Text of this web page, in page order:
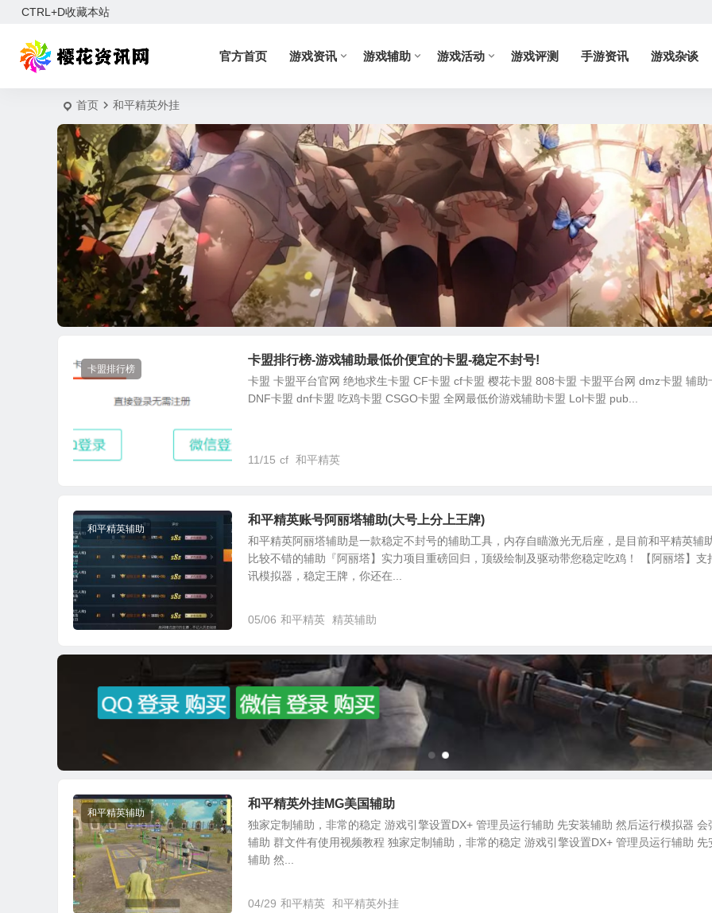
CTRL+D收藏本站
官方首页 游戏资讯 游戏辅助 游戏活动 游戏评测 手游资讯 游戏杂谈
首页 和平精英外挂
卡盟排行榜
卡盟排行榜-游戏辅助最低价便宜的卡盟-稳定不封号!
卡盟 卡盟平台官网 绝地求生卡盟 CF卡盟 cf卡盟 樱花卡盟 808卡盟 卡盟平台网 dmz卡盟 辅助
DNF卡盟 dnf卡盟 吃鸡卡盟 CSGO卡盟 全网最低价游戏辅助卡盟 Lol卡盟 pub...
11/15 cf 和平精英
和平精英辅助
和平精英账号阿丽塔辅助(大号上分上王牌)
和平精英阿丽塔辅助是一款稳定不封号的辅助工具，内存自瞄激光无后座，是目前和平精英辅
比较不错的辅助『阿丽塔】实力项目重磅回归，顶级绘制及驱动带您稳定吃鸡！ 【阿丽塔】支
讯模拟器，稳定王牌，你还在...
05/06 和平精英 精英辅助
和平精英辅助
和平精英外挂MG美国辅助
独家定制辅助，非常的稳定 游戏引擎设置DX+ 管理员运行辅助 先安装辅助 然后运行模拟器 会
辅助 群文件有使用视频教程 独家定制辅助，非常的稳定 游戏引擎设置DX+ 管理员运行辅助 先
辅助 然...
04/29 和平精英 和平精英外挂